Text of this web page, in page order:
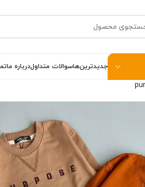
جدیدترین‌هاسوالات متداولدرباره ما